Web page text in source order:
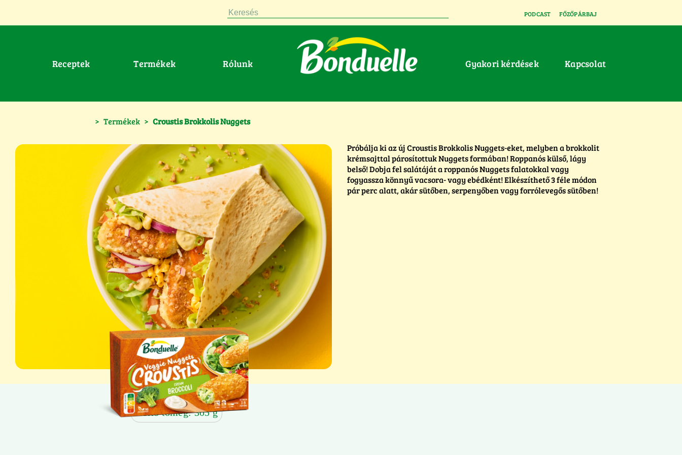
Keresés PODCAST FŐZŐPÁRBAJ
Receptek Termékek Rólunk Gyakori kérdések Kapcsolat
> Termékek > Croustis Brokkolis Nuggets
Próbálja ki az új Croustis Brokkolis Nuggets-eket, melyben a brokkolit
krémsajttal párosítottuk Nuggets formában! Roppanós külső, lágy
belső! Dobja fel salátáját a roppanós Nuggets falatokkal vagy
fogyassza könnyű vacsora- vagy ebédként! Elkészíthető 3 féle módon
pár perc alatt, akár sütőben, serpenyőben vagy forrólevegős sütőben!
Nettó tömeg: 305 g